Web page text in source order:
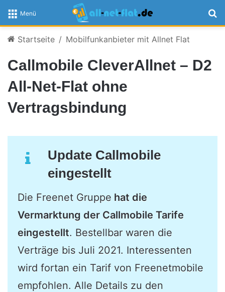
Menü
Startseite / Mobilfunkanbieter mit Allnet Flat
Callmobile CleverAllnet – D2
All-Net-Flat ohne
Vertragsbindung
Update Callmobile
eingestellt
Die Freenet Gruppe hat die
Vermarktung der Callmobile Tarife
eingestellt. Bestellbar waren die
Verträge bis Juli 2021. Interessenten
wird fortan ein Tarif von Freenetmobile
empfohlen. Alle Details zu den